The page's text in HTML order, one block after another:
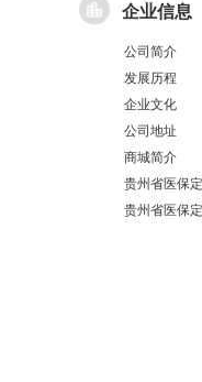
企业信息
公司简介
发展历程
企业文化
公司地址
商城简介